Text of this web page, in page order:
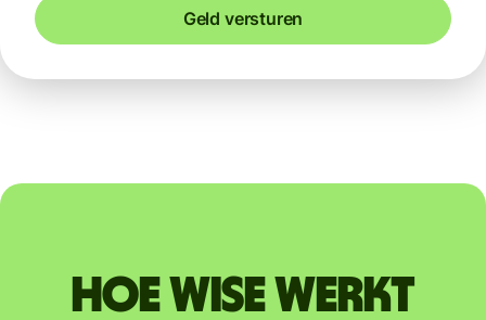
Geld versturen
Hoe Wise werkt